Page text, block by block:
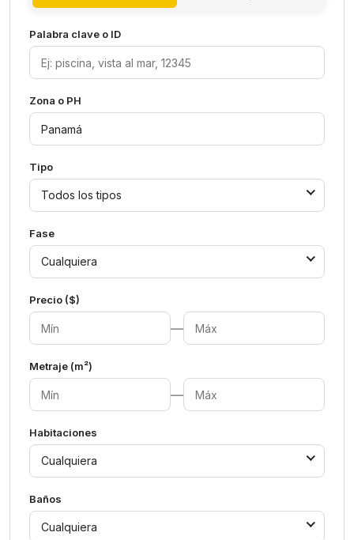
Palabra clave o ID
Zona o PH
Tipo
Todos los tipos
Fase
Cualquiera
Precio ($)
—
Metraje (m²)
—
Habitaciones
Cualquiera
Baños
Cualquiera